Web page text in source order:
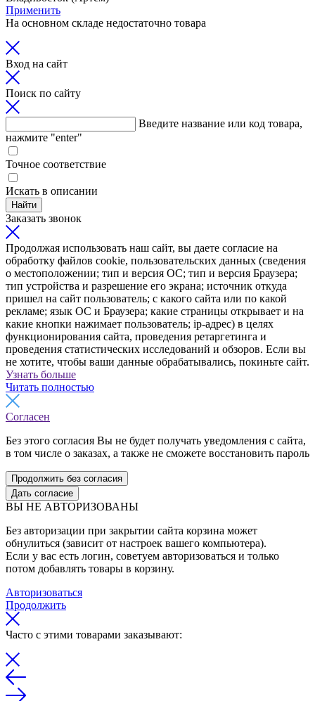
Применить
На основном складе недостаточно товара
Вход на сайт
Поиск по сайту
Введите название или код товара,
нажмите "enter"
Точное соответствие
Искать в описании
Найти
Заказать звонок
Продолжая использовать наш сайт, вы даете согласие на
обработку файлов cookie, пользовательских данных (сведения
о местоположении; тип и версия ОС; тип и версия Браузера;
тип устройства и разрешение его экрана; источник откуда
пришел на сайт пользователь; с какого сайта или по какой
рекламе; язык ОС и Браузера; какие страницы открывает и на
какие кнопки нажимает пользователь; ip-адрес) в целях
функционирования сайта, проведения ретаргетинга и
проведения статистических исследований и обзоров. Если вы
не хотите, чтобы ваши данные обрабатывались, покиньте сайт.
Узнать больше
Читать полностью
Согласен
Без этого согласия Вы не будет получать уведомления с сайта,
в том числе о заказах, а также не сможете восстановить пароль
Продолжить без согласия
Дать согласие
ВЫ НЕ АВТОРИЗОВАНЫ
Без авторизации при закрытии сайта корзина может
обнулиться (зависит от настроек вашего компьютера).
Если у вас есть логин, советуем авторизоваться и только
потом добавлять товары в корзину.
Авторизоваться
Продолжить
Часто с этими товарами заказывают: